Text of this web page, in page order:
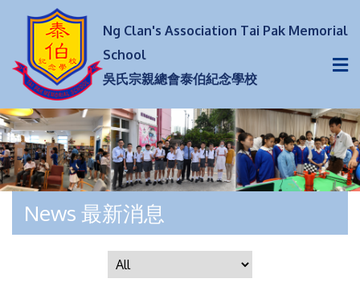
Ng Clan's Association Tai Pak Memorial
School
吳氏宗親總會泰伯紀念學校
News 最新消息